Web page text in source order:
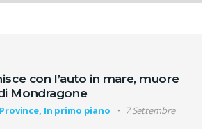
articoli
con l’auto in mare, muore
Mondragone
In primo piano
7 Settembre